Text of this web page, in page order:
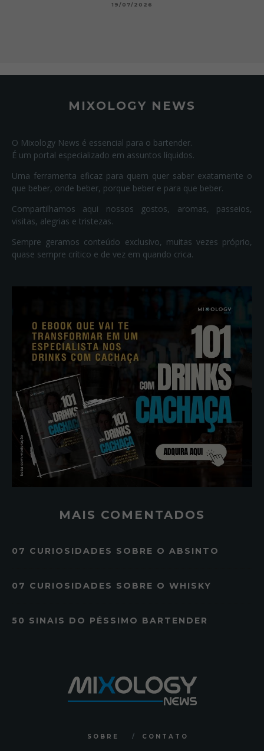
15/07/2026
MIXOLOGY NEWS
O Mixology News é essencial para o bartender.
É um portal especializado em assuntos líquidos.
Uma ferramenta eficaz para quem quer saber exatamente o
que beber, onde beber, porque beber e para que beber.
Compartilhamos aqui nossos gostos, aromas, passeios,
visitas, alegrias e tristezas.
Sempre geramos conteúdo exclusivo, muitas vezes próprio,
quase sempre crítico e de vez em quando crica.
MAIS COMENTADOS
07 CURIOSIDADES SOBRE O ABSINTO
07 CURIOSIDADES SOBRE O WHISKY
50 SINAIS DO PÉSSIMO BARTENDER
SOBRE CONTATO